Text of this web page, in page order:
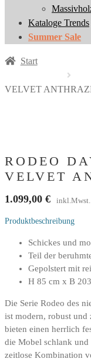
Kataloge Trends
Summer Sale
Start
VELVET
RODEO
VELVET
1.099,00 € inkl.Mwst.
Produktbeschreibung
Schickes und
Teil der
Gepolstert mit
H 85 cm x B
Die Serie Rodeo des
ist modern, robust und
bieten einen herrlich
die Mobel schlank
zeitlose Kombination